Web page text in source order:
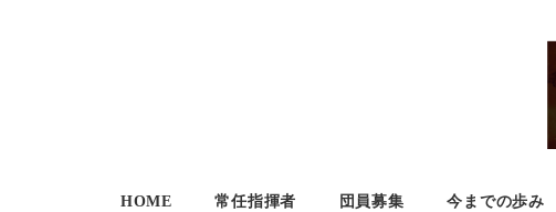
HOME 常任指揮者 団員募集 今までの歩み